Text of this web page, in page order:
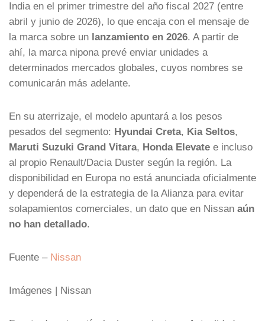
India en el primer trimestre del año fiscal 2027 (entre
abril y junio de 2026), lo que encaja con el mensaje de
la marca sobre un lanzamiento en 2026. A partir de
ahí, la marca nipona prevé enviar unidades a
determinados mercados globales, cuyos nombres se
comunicarán más adelante.
En su aterrizaje, el modelo apuntará a los pesos
pesados del segmento: Hyundai Creta, Kia Seltos,
Maruti Suzuki Grand Vitara, Honda Elevate e incluso
al propio Renault/Dacia Duster según la región. La
disponibilidad en Europa no está anunciada oficialmente
y dependerá de la estrategia de la Alianza para evitar
solapamientos comerciales, un dato que en Nissan aún
no han detallado.
Fuente – Nissan
Imágenes | Nissan